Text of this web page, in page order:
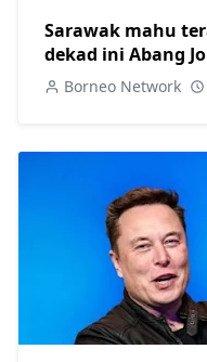
Sarawak mahu
dekad ini Abang Jo
Borneo Network